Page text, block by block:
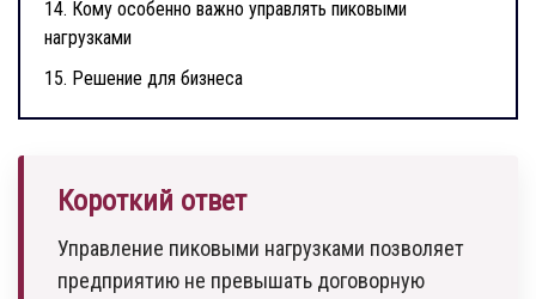
14. Кому особенно важно управлять пиковыми
нагрузками
15. Решение для бизнеса
Короткий ответ
Управление пиковыми нагрузками позволяет
предприятию не превышать договорную